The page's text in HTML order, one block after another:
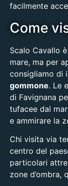
facilmente
Come
Scalo Cavallo
mare, ma per
consigliamo di
gommone. Le
di Favignana
tufacee dal
e ammirare la
Chi visita via
centro del
particolari
zone d’ombra,